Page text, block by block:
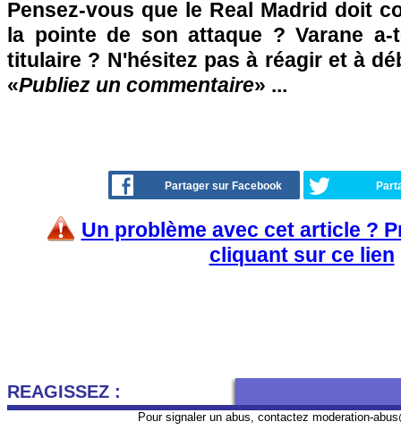
Pensez-vous que le Real Madrid doit
la pointe de son attaque ? Varane a-
titulaire ? N'hésitez pas à réagir et à
«Publiez un commentaire» ...
Partager sur Facebook
Un problème avec cet article ?
cliquant sur ce lien
REAGISSEZ :
Pour signaler un abus, contactez moderation-